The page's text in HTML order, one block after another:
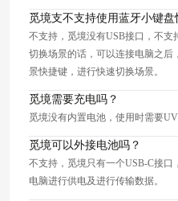
觅境支不支持使用蓝牙小键盘
不支持，觅境没有USB接口，不
切换场景的话，可以连接电脑之后
景快捷键，进行快速切换场景。
觅境需要充电吗？
觅境没有内置电池，使用时需要
觅境可以外接电池吗？
不支持，觅境只有一个USB-C接
电脑进行供电及进行传输数据。